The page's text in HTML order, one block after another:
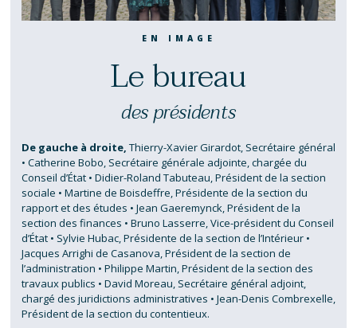
point,
a
attiré
du
sur
les
risques
que
peut
engendrer
la
création
d’une
structure
Corse,
Conseil
a
que
la
possibilité
donnée
aux
collectivités
territoriales
de
se
voir
moyens
suppléance
ses
vitales,
en
l’absence
de
contestation
sérieuse
tant
de
l’analyse
médicale
des
considéré
l’arrêté
portait
mais
nécessairement
atteinte
à
la
liberté
fondamentale
d’aider
autrui
dans
EN IMAGE
Le bureau
des présidents
De gauche à droite, Thierry-Xavier Girardot, Secrétaire général
• Catherine Bobo, Secrétaire générale adjointe, chargée du
Conseil d’État • Didier-Roland Tabuteau, Président de la section
sociale • Martine de Boisdeffre, Présidente de la section du
rapport et des études • Jean Gaeremynck, Président de la
section des finances • Bruno Lasserre, Vice-président du Conseil
d’État • Sylvie Hubac, Présidente de la section de l’Intérieur •
Jacques Arrighi de Casanova, Président de la section de
l’administration • Philippe Martin, Président de la section des
travaux publics • David Moreau, Secrétaire général adjoint,
chargé des juridictions administratives • Jean-Denis Combrexelle,
Président de la section du contentieux.